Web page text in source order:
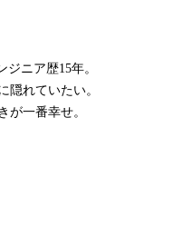
ジニア歴15年。
隠れていたい。
が一番幸せ。